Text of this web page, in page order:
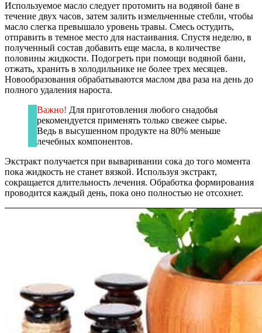
Используемое масло следует протомить на водяной бане в
течение двух часов, затем залить измельченные стебли, чтобы
масло слегка превышало уровень травы. Смесь остудить,
отправить в темное место для настаивания. Спустя неделю, в
полученный состав добавить еще масла, в количестве
половины жидкости. Подогреть при помощи водяной бани,
отжать, хранить в холодильнике не более трех месяцев.
Новообразования обрабатываются маслом два раза на день до
полного удаления нароста.
Важно! Для приготовления любого снадобья
рекомендуется применять только свежее сырье.
Ведь в высушенном продукте на 80% меньше
лечебных компонентов.
Экстракт получается при вываривании сока до того момента
пока жидкость не станет вязкой. Используя экстракт,
сокращается длительность лечения. Обработка формирования
проводится каждый день, пока оно полностью не отсохнет.